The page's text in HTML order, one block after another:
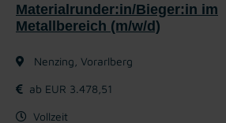
Materialrunder:in/Bieger:in im
Metallbereich (m/w/d)
Nenzing, Vorarlberg
ab EUR 3.478,51
Vollzeit